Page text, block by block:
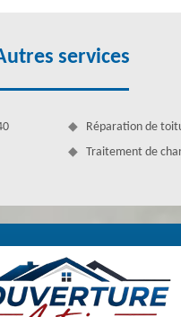
toit, et l’imperméabiliser
du toit. Pour effectuer
les mousses, lichens,
services
Réparation de
Traitement de